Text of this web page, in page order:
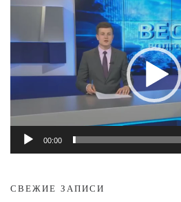
00:00
СВЕЖИЕ ЗАПИСИ